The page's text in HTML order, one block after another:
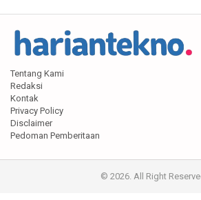
Tentang Kami
Redaksi
Kontak
Privacy Policy
Disclaimer
Pedoman Pemberitaan
© 2026. All Right